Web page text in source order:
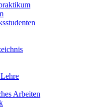
Arbeiten